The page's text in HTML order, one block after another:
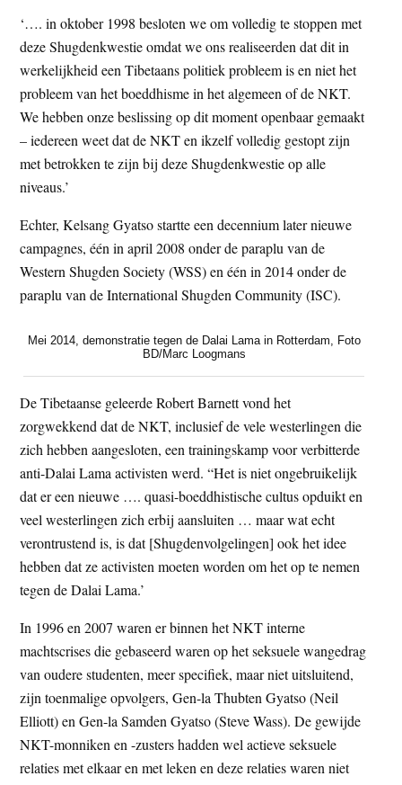
‘…. in oktober 1998 besloten we om volledig te stoppen met
deze Shugdenkwestie omdat we ons realiseerden dat dit in
werkelijkheid een Tibetaans politiek probleem is en niet het
probleem van het boeddhisme in het algemeen of de NKT.
We hebben onze beslissing op dit moment openbaar gemaakt
– iedereen weet dat de NKT en ikzelf volledig gestopt zijn
met betrokken te zijn bij deze Shugdenkwestie op alle
niveaus.’
Echter, Kelsang Gyatso startte een decennium later nieuwe
campagnes, één in april 2008 onder de paraplu van de
Western Shugden Society (WSS) en één in 2014 onder de
paraplu van de International Shugden Community (ISC).
Mei 2014, demonstratie tegen de Dalai Lama in Rotterdam, Foto
BD/Marc Loogmans
De Tibetaanse geleerde Robert Barnett vond het
zorgwekkend dat de NKT, inclusief de vele westerlingen die
zich hebben aangesloten, een trainingskamp voor verbitterde
anti-Dalai Lama activisten werd. “Het is niet ongebruikelijk
dat er een nieuwe …. quasi-boeddhistische cultus opduikt en
veel westerlingen zich erbij aansluiten … maar wat echt
verontrustend is, is dat [Shugdenvolgelingen] ook het idee
hebben dat ze activisten moeten worden om het op te nemen
tegen de Dalai Lama.’
In 1996 en 2007 waren er binnen het NKT interne
machtscrises die gebaseerd waren op het seksuele wangedrag
van oudere studenten, meer specifiek, maar niet uitsluitend,
zijn toenmalige opvolgers, Gen-la Thubten Gyatso (Neil
Elliott) en Gen-la Samden Gyatso (Steve Wass). De gewijde
NKT-monniken en -zusters hadden wel actieve seksuele
relaties met elkaar en met leken en deze relaties waren niet